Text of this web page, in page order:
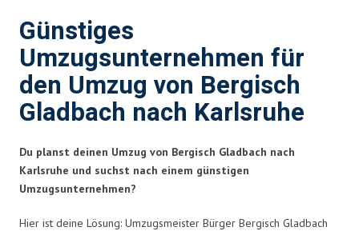
Günstiges
Umzugsunternehmen für
den Umzug von Bergisch
Gladbach nach Karlsruhe
Du planst deinen Umzug von Bergisch Gladbach nach
Karlsruhe und suchst nach einem günstigen
Umzugsunternehmen?
Hier ist deine Lösung: Umzugsmeister Bürger Bergisch Gladbach